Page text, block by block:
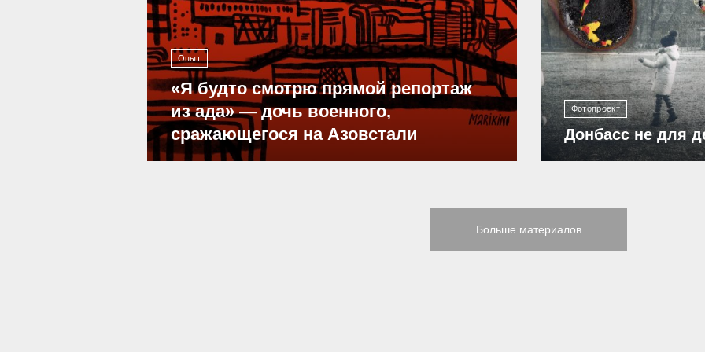
Опыт
«Я будто смотрю прямой репортаж
из ада» — дочь военного,
сражающегося на Азовстали
Фотопроект
Донбасс не для
12 300
Больше материалов